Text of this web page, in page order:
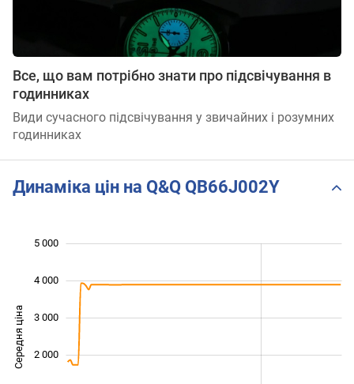
Все, що вам потрібно знати про підсвічування в
годинниках
Види сучасного підсвічування у звичайних і розумних
годинниках
Динаміка цін на Q&Q QB66J002Y
Середня ціна 2 000
3 000
4 000
5 000